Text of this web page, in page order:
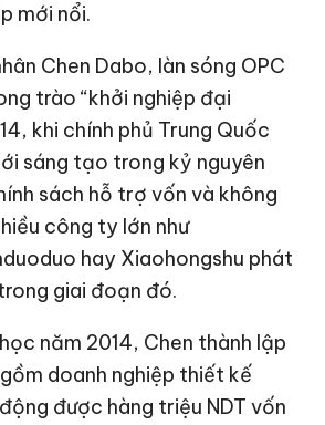
mới nổi.
Chen Dabo, làn sóng OPC
trào “khởi nghiệp đại
khi chính phủ Trung Quốc
sáng tạo trong kỷ nguyên
sách hỗ trợ vốn và không
công ty lớn như
hay Xiaohongshu phát
giai đoạn đó.
năm 2014, Chen thành lập
doanh nghiệp thiết kế
được hàng triệu NDT vốn